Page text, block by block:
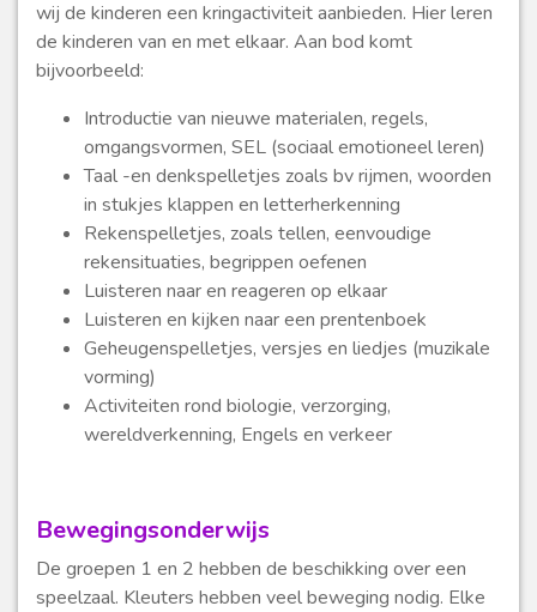
wij de kinderen een kringactiviteit aanbieden. Hier leren
de kinderen van en met elkaar. Aan bod komt
bijvoorbeeld:
Introductie van nieuwe materialen, regels,
omgangsvormen, SEL (sociaal emotioneel leren)
Taal -en denkspelletjes zoals bv rijmen, woorden
in stukjes klappen en letterherkenning
Rekenspelletjes, zoals tellen, eenvoudige
rekensituaties, begrippen oefenen
Luisteren naar en reageren op elkaar
Luisteren en kijken naar een prentenboek
Geheugenspelletjes, versjes en liedjes (muzikale
vorming)
Activiteiten rond biologie, verzorging,
wereldverkenning, Engels en verkeer
Bewegingsonderwijs
De groepen 1 en 2 hebben de beschikking over een
speelzaal. Kleuters hebben veel beweging nodig. Elke